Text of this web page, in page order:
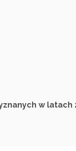
w latach